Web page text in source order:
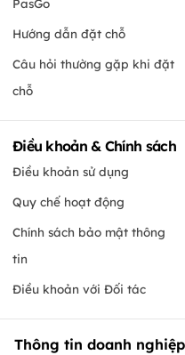
PasGo
Hướng dẫn đặt chỗ
Câu hỏi thường gặp khi đặt
chỗ
Điều khoản & Chính sách
Điều khoản sử dụng
Quy chế hoạt động
Chính sách bảo mật thông
tin
Điều khoản với Đối tác
Thông tin doanh nghiệp